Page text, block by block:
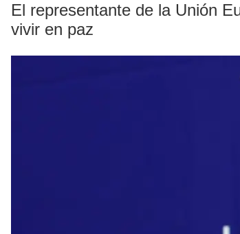
El representante de la Unión
vivir en paz